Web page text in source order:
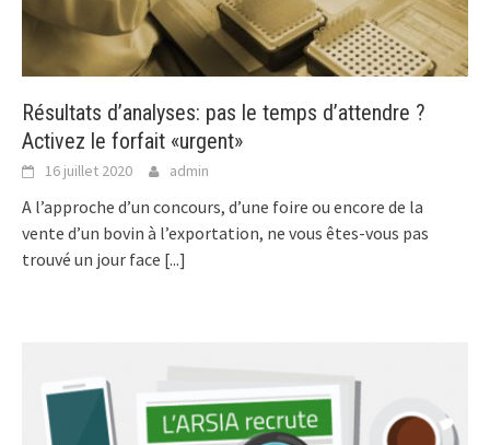
Résultats d’analyses: pas le temps d’attendre ?
Activez le forfait «urgent»
16 juillet 2020 admin
A l’approche d’un concours, d’une foire ou encore de la
vente d’un bovin à l’exportation, ne vous êtes-vous pas
trouvé un jour face [...]